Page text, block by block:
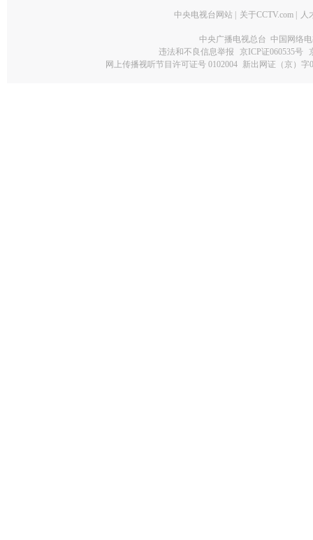
中央电视台网站 关于CCTV.com 人
中央广播电视总台 中国网络
违法和不良信息举报
京ICP证060535号
网上传播视听节目许可证号 0102004 新出网证（京）